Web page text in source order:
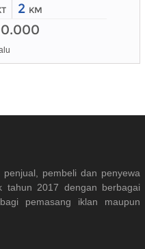
2 KM
pembeli dan penyewa
tahun 2017 dengan berbagai
pemasang iklan maupun